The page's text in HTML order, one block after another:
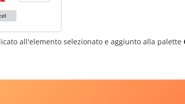
all'elemento selezionato e aggiunto alla palette